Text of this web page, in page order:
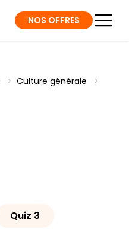
NOS OFFRES
> Culture générale
>
Quiz 3